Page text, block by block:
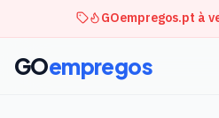
GOempregos.pt à
GOempregos